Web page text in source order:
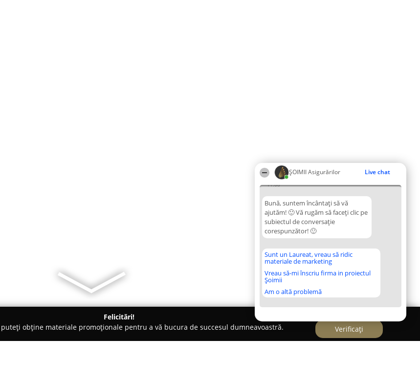
ȘOIMII Asigurărilor Live chat
11:08
Bună, suntem încântați să vă
ajutăm! 🙂 Vă rugăm să faceți clic pe
subiectul de conversație
corespunzător! 🙂
Sunt un Laureat, vreau să ridic
materiale de marketing
Vreau să-mi înscriu firma in proiectul
Șoimii
Am o altă problemă
Felicitări!
obține materiale promoționale pentru a vă bucura de succesul dumneavoastră.
Verificați